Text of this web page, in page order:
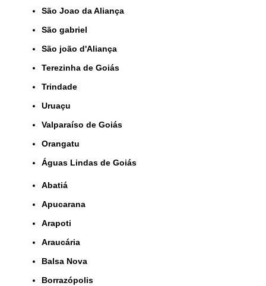
São Joao da Aliança
São gabriel
São joão d'Aliança
Terezinha de Goiás
Trindade
Uruaçu
Valparaíso de Goiás
orangatu
Águas Lindas de Goiás
Abatiá
Apucarana
Arapoti
Araucária
Balsa Nova
Borrazópolis